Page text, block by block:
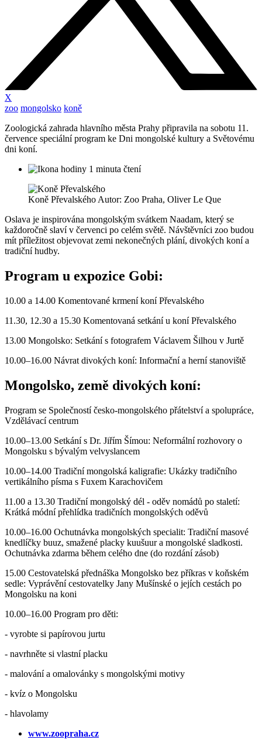
X
zoo mongolsko koně
Zoologická zahrada hlavního města Prahy připravila na sobotu 11.
července speciální program ke Dni mongolské kultury a Světovému
dni koní.
1 minuta čtení
Koně Převalského Autor: Zoo Praha, Oliver Le Que
Oslava je inspirována mongolským svátkem Naadam, který se
každoročně slaví v červenci po celém světě. Návštěvníci zoo budou
mít příležitost objevovat zemi nekonečných plání, divokých koní a
tradiční hudby.
Program u expozice Gobi:
10.00 a 14.00 Komentované krmení koní Převalského
11.30, 12.30 a 15.30 Komentovaná setkání u koní Převalského
13.00 Mongolsko: Setkání s fotografem Václavem Šilhou v Jurtě
10.00–16.00 Návrat divokých koní: Informační a herní stanoviště
Mongolsko, země divokých koní:
Program se Společností česko-mongolského přátelství a spolupráce,
Vzdělávací centrum
10.00–13.00 Setkání s Dr. Jiřím Šímou: Neformální rozhovory o
Mongolsku s bývalým velvyslancem
10.00–14.00 Tradiční mongolská kaligrafie: Ukázky tradičního
vertikálního písma s Fuxem Karachovičem
11.00 a 13.30 Tradiční mongolský dél - oděv nomádů po staletí:
Krátká módní přehlídka tradičních mongolských oděvů
10.00–16.00 Ochutnávka mongolských specialit: Tradiční masové
knedlíčky buuz, smažené placky kuušuur a mongolské sladkosti.
Ochutnávka zdarma během celého dne (do rozdání zásob)
15.00 Cestovatelská přednáška Mongolsko bez příkras v koňském
sedle: Vyprávění cestovatelky Jany Mušínské o jejích cestách po
Mongolsku na koni
10.00–16.00 Program pro děti:
- vyrobte si papírovou jurtu
- navrhněte si vlastní placku
- malování a omalovánky s mongolskými motivy
- kvíz o Mongolsku
- hlavolamy
www.zoopraha.cz